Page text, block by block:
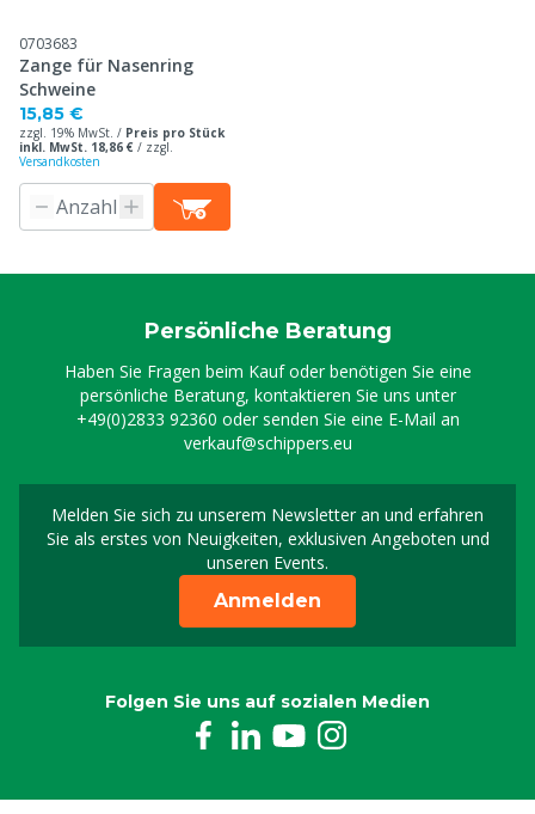
0703683
Zange für Nasenring
Schweine
15,85 €
zzgl. 19% MwSt. / Preis pro Stück
inkl. MwSt. 18,86 € / zzgl.
Versandkosten
Persönliche Beratung
Haben Sie Fragen beim Kauf oder benötigen Sie eine
persönliche Beratung, kontaktieren Sie uns unter
+49(0)2833 92360 oder senden Sie eine E-Mail an
verkauf@schippers.eu
Melden Sie sich zu unserem Newsletter an und erfahren
Sie als erstes von Neuigkeiten, exklusiven Angeboten und
unseren Events.
Melden Sie sich für
Anmelden
Folgen Sie uns auf sozialen Medien